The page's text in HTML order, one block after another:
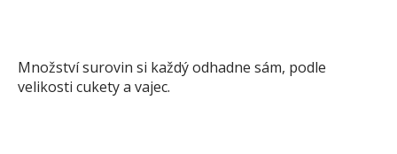
Množství surovin si každý odhadne sám, podle
velikosti cukety a vajec.